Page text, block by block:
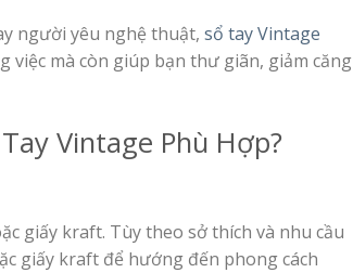
người yêu nghệ thuật, sổ tay Vintage
mà còn giúp bạn thư giãn, giảm căng
Vintage Phù Hợp?
giấy kraft. Tùy theo sở thích và nhu cầu
giấy kraft để hướng đến phong cách